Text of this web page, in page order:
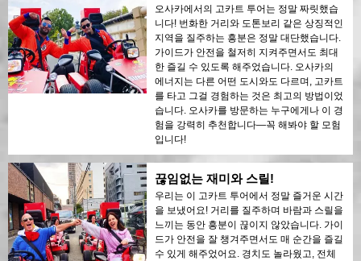
오사카에서의 고카트 투어는 정말 짜릿했습
니다! 번화한 거리와 도톤보리 같은 상징적인
지역을 질주하는 흥분은 정말 대단했습니다.
가이드가 안전을 철저히 지켜주면서도 최대
한 즐길 수 있도록 해주었습니다. 오사카의
에너지는 다른 어떤 도시와도 다르며, 고카트
를 타고 그걸 경험하는 것은 최고의 방법이었
습니다. 오사카를 방문하는 누구에게나 이 경
험을 강력히 추천합니다—꼭 해봐야 할 모험
입니다!
끊임없는 재미와 스릴!
우리는 이 고카트 투어에서 정말 즐거운 시간
을 보냈어요! 거리를 질주하며 바람과 스릴을
느끼는 동안 흥분이 끊이지 않았습니다. 가이
드가 안전을 잘 챙겨주면서도 매 순간을 즐길
수 있게 해주었어요. 경치도 놀라웠고, 전체